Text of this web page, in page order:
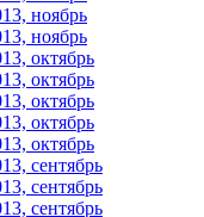
ноябрь
ноябрь
октябрь
октябрь
октябрь
октябрь
октябрь
сентябрь
сентябрь
сентябрь